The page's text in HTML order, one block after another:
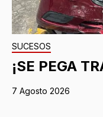
SUCESOS
¡SE PEGA
7 Agosto 2026